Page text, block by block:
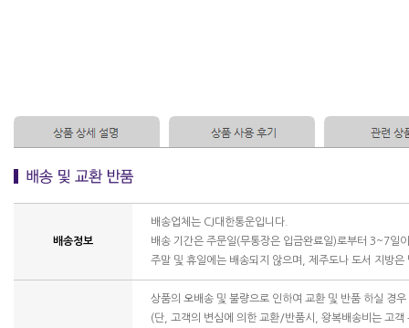
배송정보
배송업체는 CJ대한통운입니다.
배송 기간은 주문일(무통장은 입금완료일)로부터 3~7일
주말 및 휴일에는 배송되지 않으며, 제주도나 도서 지방은
상품의 오배송 및 불량으로 인하여 교환 및 반품 하실 경
(단, 고객의 변심에 의한 교환/반품시, 왕복배송비는 고객